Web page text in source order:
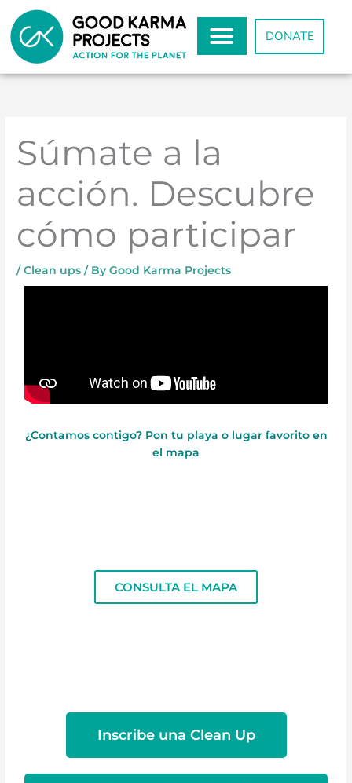
content
DONATE
Súmate a la
acción. Descubre
cómo participar
/Clean ups / ByGood Karma Projects
¿Contamos contigo? Pon tu playa o lugar favorito en
el mapa
CONSULTA EL MAPA
Inscribe una Clean Up